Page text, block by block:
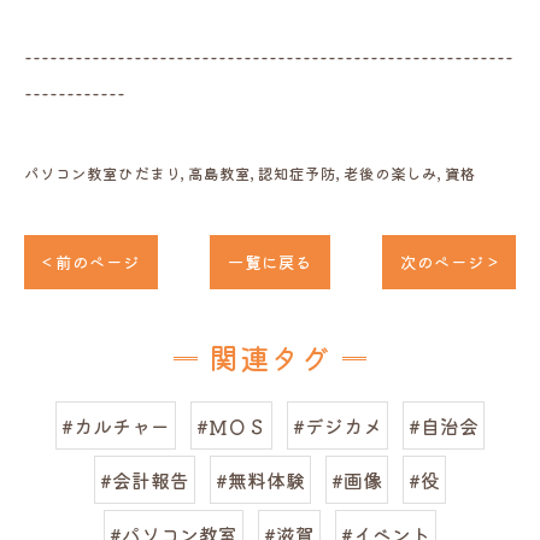
----------------------------------------------------------
------------
パソコン教室ひだまり 高島教室 認知症予防 老後の楽しみ 資格
< 前のページ 一覧に戻る 次のページ >
関連タグ
#カルチャー #ＭＯＳ #デジカメ
#自治会
#会計報告
#無料体験 #画像
#役
#パソコン教室
#滋賀
#イベント